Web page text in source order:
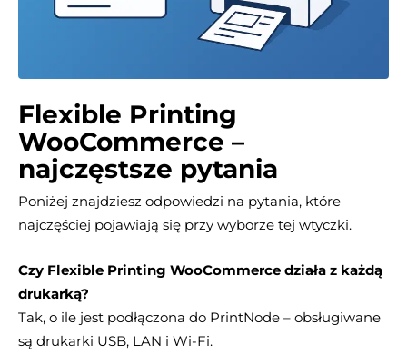
Flexible Printing
WooCommerce –
najczęstsze pytania
Poniżej znajdziesz odpowiedzi na pytania, które
najczęściej pojawiają się przy wyborze tej wtyczki.
Czy Flexible Printing WooCommerce działa z każdą
drukarką?
Tak, o ile jest podłączona do PrintNode – obsługiwane
są drukarki USB, LAN i Wi-Fi.